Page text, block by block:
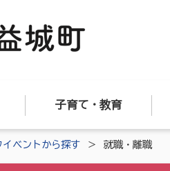
子育て・教育
イベントから探す 就職・離職